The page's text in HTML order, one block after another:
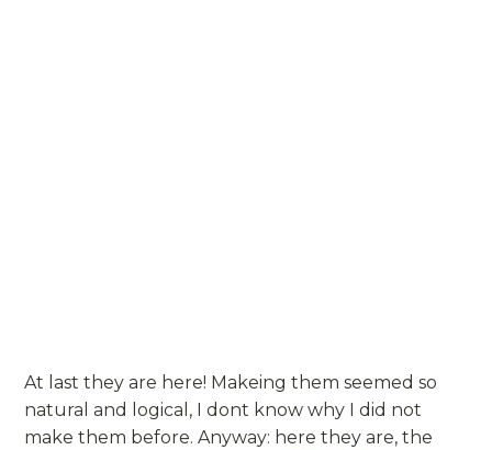
At last they are here! Makeing them seemed so
natural and logical, I dont know why I did not
make them before. Anyway: here they are, the